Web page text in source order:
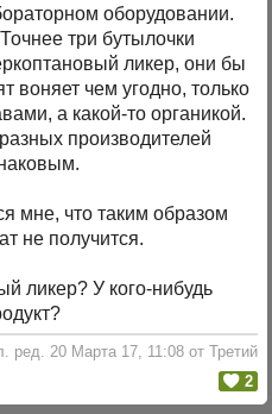
оборудовании.
три бутылочки
ликер, они бы
воняет чем угодно, только
а какой-то органикой.
производителей
мне, что таким образом
не получится.
ликер? У кого-нибудь
ред. 20 Марта 17, 11:08 от Третий
2